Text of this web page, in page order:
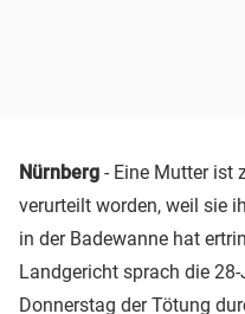
Nürnberg - Eine Mutter ist
verurteilt worden, weil sie
in der Badewanne hat
Landgericht sprach die
Donnerstag der Tötung